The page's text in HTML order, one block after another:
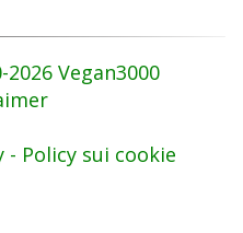
Vegan3000
Policy sui cookie